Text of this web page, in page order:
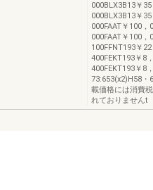
000BLX3B13￥
000BLX3B13￥
000FAAT￥100，
000FAAT￥100
100FFNT193￥
400FEKT193￥8
400FEKT193￥8
73:653(x2)H58・
載価格には消費
れておりませんt